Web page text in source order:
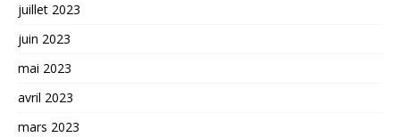
juillet 2023
juin 2023
mai 2023
avril 2023
mars 2023